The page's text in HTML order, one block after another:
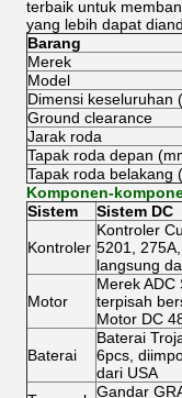
terbaik untuk
yang lebih dapat
Barang
Merek
Model
Dimensi keseluruhan
Ground clearance
Jarak roda
Tapak roda depan
Tapak roda belakang
Komponen-
Sistem
Sistem DC
Kontroler
Kontroler
5201,
langsung
Motor
Merek ADC
terpisah
Motor DC
Baterai
Baterai
6pcs,
dari USA
Gandar